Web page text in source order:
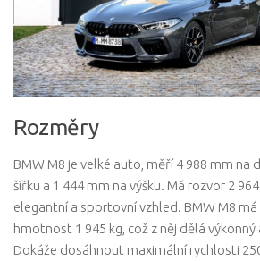
Rozměry
BMW M8 je velké auto, měří 4 988 mm na
šířku a 1 444 mm na výšku. Má rozvor 2
elegantní a sportovní vzhled. BMW M8
hmotnost 1 945 kg, což z něj dělá
Dokáže dosáhnout maximální rychlosti